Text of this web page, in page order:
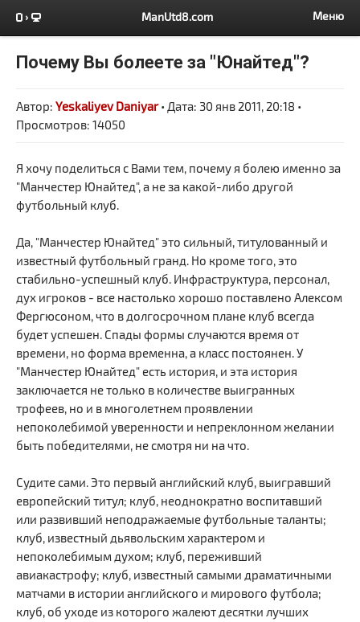
ManUtd8.com Меню
Почему Вы болеете за "Юнайтед"?
Автор: Yeskaliyev Daniyar• Дата: 30 янв 2011, 20:18 •
Просмотров: 14050
Я хочу поделиться с Вами тем, почему я болею именно за
"Манчестер Юнайтед", а не за какой-либо другой
футбольный клуб.
Да, "Манчестер Юнайтед" это сильный, титулованный и
известный футбольный гранд. Но кроме того, это
стабильно-успешный клуб. Инфраструктура, персонал,
дух игроков - все настолько хорошо поставлено Алексом
Фергюсоном, что в долгосрочном плане клуб всегда
будет успешен. Спады формы случаются время от
времени, но форма временна, а класс постоянен. У
"Манчестер Юнайтед" есть история, и эта история
заключается не только в количестве выигранных
трофеев, но и в многолетнем проявлении
непоколебимой уверенности и непреклонном желании
быть победителями, не смотря ни на что.
Судите сами. Это первый английский клуб, выигравший
европейский титул; клуб, неоднократно воспитавший
или развивший неподражаемые футбольные таланты;
клуб, известный дьявольским характером и
непоколебимым духом; клуб, переживший
авиакастрофу; клуб, известный самыми драматичными
матчами в истории английского и мирового футбола;
клуб, об уходе из которого жалеют десятки лучших